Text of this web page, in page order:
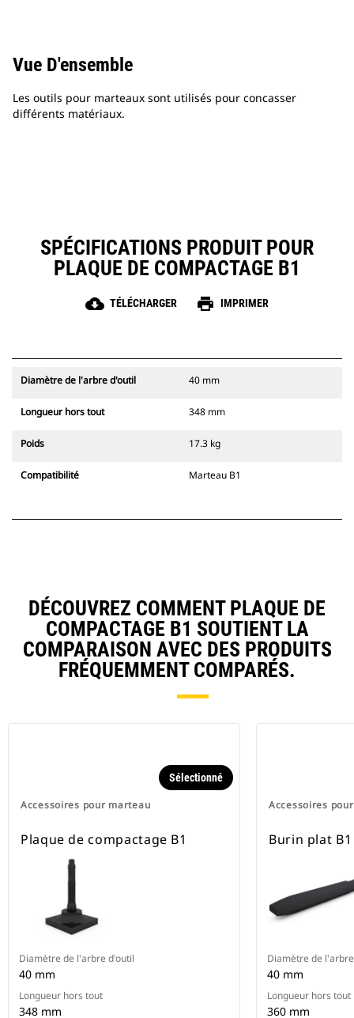
Vue D'ensemble
Les outils pour marteaux sont utilisés pour concasser
différents matériaux.
SPÉCIFICATIONS PRODUIT POUR
PLAQUE DE COMPACTAGE B1
cloud_download TÉLÉCHARGER print IMPRIMER
Diamètre de l'arbre d'outil 40 mm
Longueur hors tout 348 mm
Poids 17.3 kg
Compatibilité Marteau B1
DÉCOUVREZ COMMENT PLAQUE DE
COMPACTAGE B1 SOUTIENT LA
COMPARAISON AVEC DES PRODUITS
FRÉQUEMMENT COMPARÉS.
Accessoires pour marteau
Sélectionné
Plaque de compactage B1
Diamètre de l'arbre d'outil
40 mm
Longueur hors tout
348 mm
Accessoires
Burin plat
Diamètre de
40 mm
Longueur hors tout
360 mm